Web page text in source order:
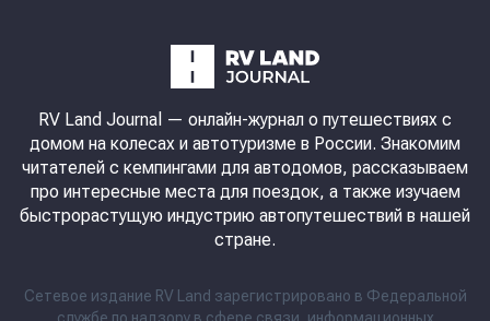
RV Land Journal — онлайн-журнал о путешествиях с
домом на колесах и автотуризме в России. Знакомим
читателей с кемпингами для автодомов, рассказываем
про интересные места для поездок, а также изучаем
быстрорастущую индустрию автопутешествий в нашей
стране.
Сетевое издание RV Land зарегистрировано в Федеральной